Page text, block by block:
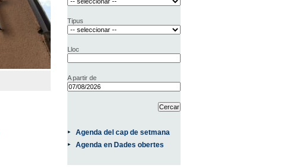
Tipus
Lloc
A partir de
Agenda del cap de setmana
Agenda en Dades obertes